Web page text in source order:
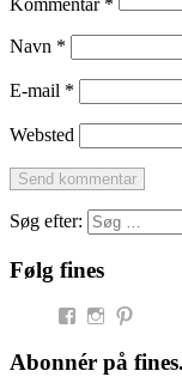
Kommentar *
Navn *
E-mail *
Websted
Søg efter:
Følg fines
FacebookInstagram
Abonnér på